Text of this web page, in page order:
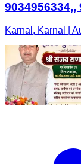
9034956334,,
Karnal, Karnal |